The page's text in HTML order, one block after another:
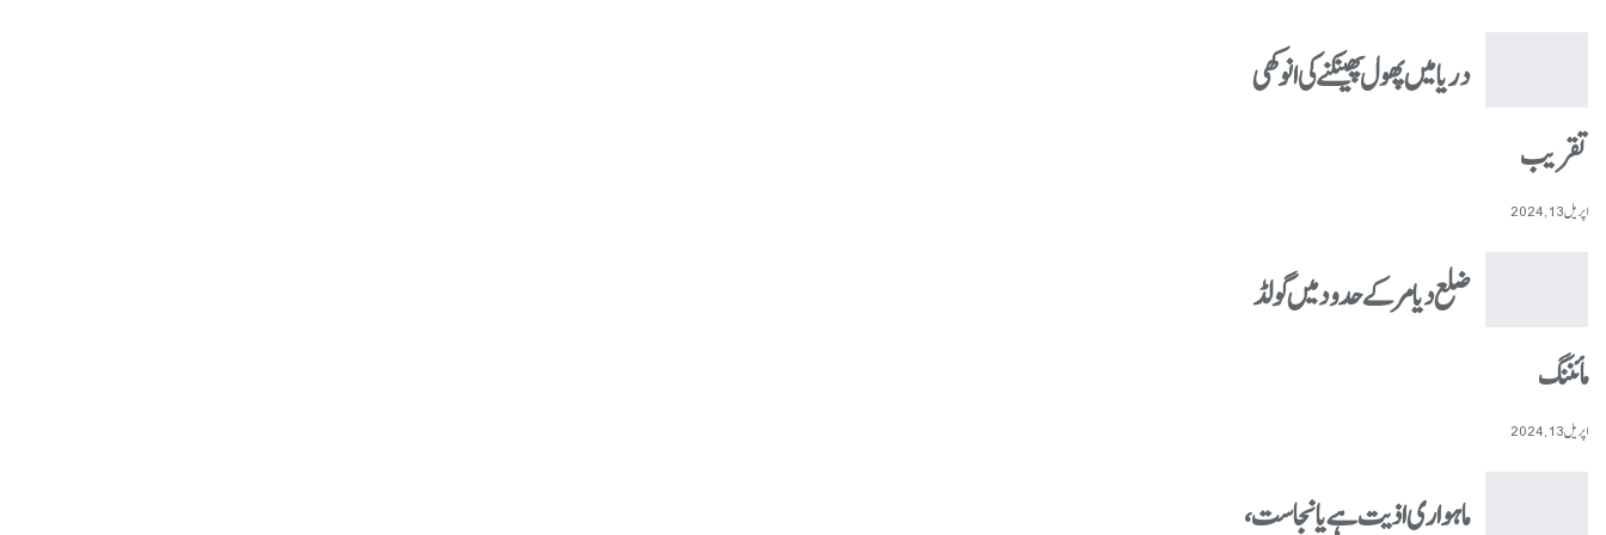
دریا میں پھول پھینکنے کی انوکھی
تقریب
اپریل 13, 2024
ضلع دیامر کے حدود میں گولڈ
مائننگ
اپریل 13, 2024
ماہواری اذیت ہے یا نجاست،